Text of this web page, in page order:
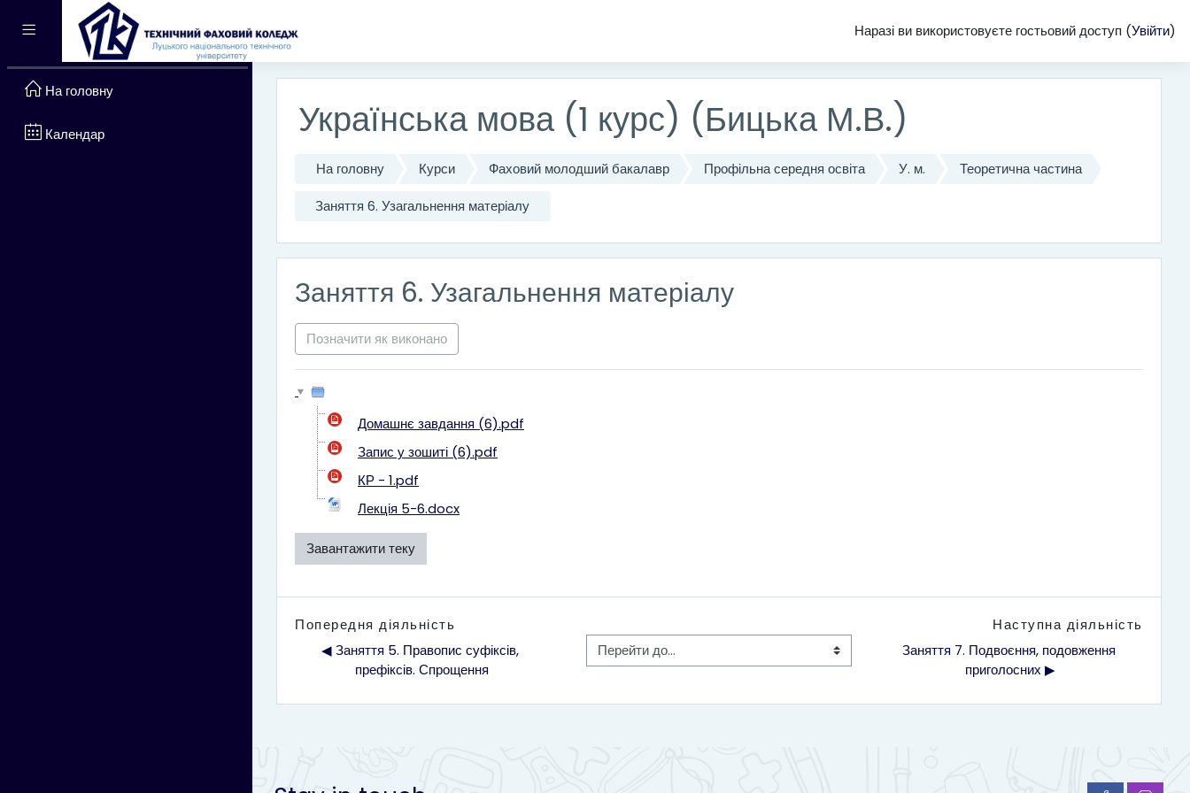
Бокова панель Наразі ви використовуєте гостьовий доступ (Увійти)
Українська мова (1 курс) (Бицька М.В.)
На головну Курси Фаховий молодший бакалавр Профільна середня освіта У. м.
Теоретична частина
Заняття 6. Узагальнення матеріалу
Заняття 6. Узагальнення матеріалу
Позначити як виконано
Домашнє завдання (6).pdf
Запис у зошиті (6).pdf
КР - 1.pdf
Лекція 5-6.docx
Завантажити теку
Попередня діяльність
◀︎ Заняття 5. Правопис суфіксів,
префіксів. Спрощення
Перейти до...
Наступна діяльність
Заняття 7. Подвоєння, подовження
приголосних ▶︎
На головну
Календар